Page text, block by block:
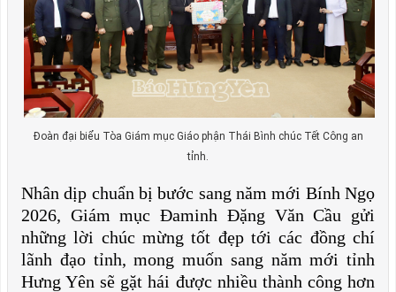
Đoàn đại biểu Tòa Giám mục Giáo phận Thái Bình chúc Tết Công an
tỉnh.
Nhân dịp chuẩn bị bước sang năm mới Bính Ngọ
2026, Giám mục Đaminh Đặng Văn Cầu gửi
những lời chúc mừng tốt đẹp tới các đồng chí
lãnh đạo tỉnh, mong muốn sang năm mới tỉnh
Hưng Yên sẽ gặt hái được nhiều thành công hơn